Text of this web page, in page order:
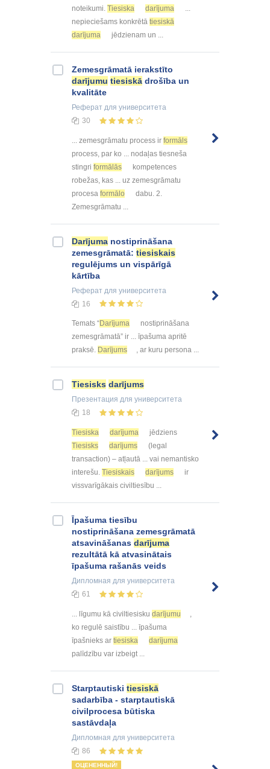
noteikumi. Tiesiska darījuma
nepieciešams konkrētā tiesiskā
darījuma
jēdzienam un ...
Zemesgrāmatā ierakstīto
darījumu tiesiskā drošība un
kvalitāte
Реферат для университета
30
... zemesgrāmatu process ir formāls
process, par ko ... nodaļas tiesneša
stingri formālās
kompetences
robežas, kas ... uz zemesgrāmatu
procesa formālo
dabu. 2.
Zemesgrāmatu ...
Darījuma nostiprināšana
zemesgrāmatā: tiesiskais
regulējums un vispārīgā
kārtība
Реферат для университета
16
Temats “Darījuma
nostiprināšana
zemesgrāmatā” ir ... īpašuma apritē
praksē. Darījums , ar kuru persona ...
Tiesisks darījums
Презентация для университета
18
Tiesiska darījuma
jēdziens
Tiesisks
darījums
(legal
transaction) – atļautā ... vai nemantisko
interešu. Tiesiskais darījums
ir
vissvarīgākais civiltiesību ...
Īpašuma tiesību
nostiprināšana zemesgrāmatā
atsavināšanas darījuma
rezultātā kā atvasinātais
īpašuma rašanās veids
Дипломная для университета
61
... līgumu kā civiltiesisku darījumu
,
ko regulē saistību ... īpašuma
īpašnieks ar tiesiska
darījuma
palīdzību var izbeigt ...
Starptautiski tiesiskā
sadarbība - starptautiskā
civilprocesa būtiska
sastāvdaļa
Дипломная для университета
86
ОЦЕНЕННЫЙ!